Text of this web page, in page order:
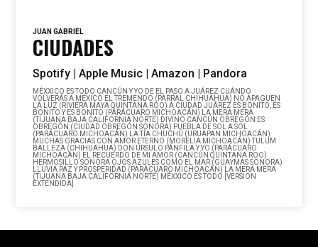
JUAN GABRIEL
CIUDADES
Spotify |Apple Music |Amazon | Pandora
MÉXXICO ES TODO CANCÚN Y YO DE EL PASO A JUÁREZ CUÁNDO
VOLVERÁS A MÉXICO EL TREMENDO (PARRAL CHIHUAHUA) NO APAGUEN
LA LUZ (RIVIERA MAYA QUINTANA ROO) A CIUDAD JUÁREZ ES BONITO, ES
BONITO Y ES BONITO (PARÁCUARO MICHOACÁN) LA MERA MERA
(TIJUANA BAJA CALIFORNIA NORTE) DIVINO CANCÚN OBREGÓN ES
OBREGÓN (CIUDAD OBREGÓN SONORA) PUEBLA DE SOL A SOL
(PARÁCUARO MICHOACÁN) LA TÍA CHUCHÚ (URUAPAN MICHOACÁN)
MUCHAS GRACIAS CON AMOR ETERNO (MORELIA MICHOACÁN) TULUM
BALLEZA (CHIHUAHUA) DON ÚRSULO PÁNFILA Y YO (PARÁCUARO
MICHOACÁN) EL RECUERDO DE MI AMOR (CANCÚN QUINTANA ROO)
HERMOSILLO SONORA OJOS AZULES COMO EL MAR (GUAYMAS SONORA)
LLUVIA PAZ Y PROSPERIDAD (PARÁCUARO MICHOACÁN) LA MERA MERA
(TIJUANA BAJA CALIFORNIA NORTE) MÉXXICO ES TODO [VERSIÓN
EXTENDIDA]